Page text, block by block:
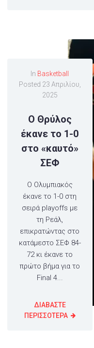
In Basketball
Posted 23 Απριλίου,
2025
Ο Θρύλος
έκανε το 1-0
στο «καυτό»
ΣΕΦ
Ο Ολυμπιακός
έκανε το 1-0 στη
σειρά playoffs με
τη Ρεάλ,
επικρατώντας στο
κατάμεστο ΣΕΦ 84-
72 κι έκανε το
πρώτο βήμα για το
Final 4...
ΔΙΑΒΑΣΤΕ
ΠΕΡΙΣΣΟΤΕΡΑ